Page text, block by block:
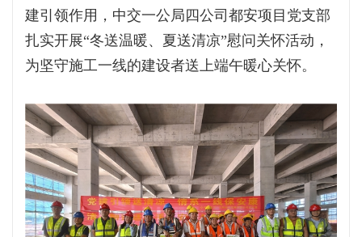
建引领作用，中交一公局四公司都安项目党支部
扎实开展“冬送温暖、夏送清凉”慰问关怀活动，
为坚守施工一线的建设者送上端午暖心关怀。